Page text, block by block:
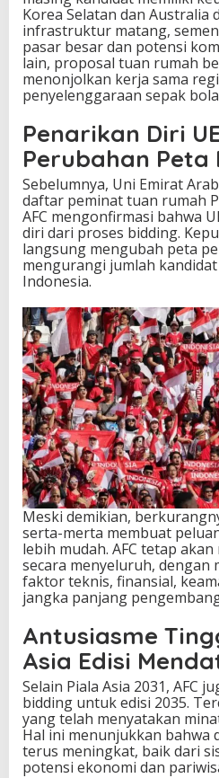
Korea Selatan dan Australia
infrastruktur matang,
pasar besar dan potensi
lain, proposal tuan rumah
menonjolkan kerja sama
penyelenggaraan sepak
Penarikan Diri
Perubahan Peta
Sebelumnya, Uni Emirat
daftar peminat tuan rumah
AFC mengonfirmasi bahwa
diri dari proses bidding.
langsung mengubah peta
mengurangi jumlah
Indonesia.
Meski demikian,
serta-merta membuat
lebih mudah. AFC tetap
secara menyeluruh, dengan
faktor teknis, finansial,
jangka panjang
Antusiasme
Asia Edisi
Selain Piala Asia 2031, AFC
bidding untuk edisi 2035.
yang telah menyatakan
Hal ini menunjukkan bahwa
terus meningkat, baik dari
potensi ekonomi dan